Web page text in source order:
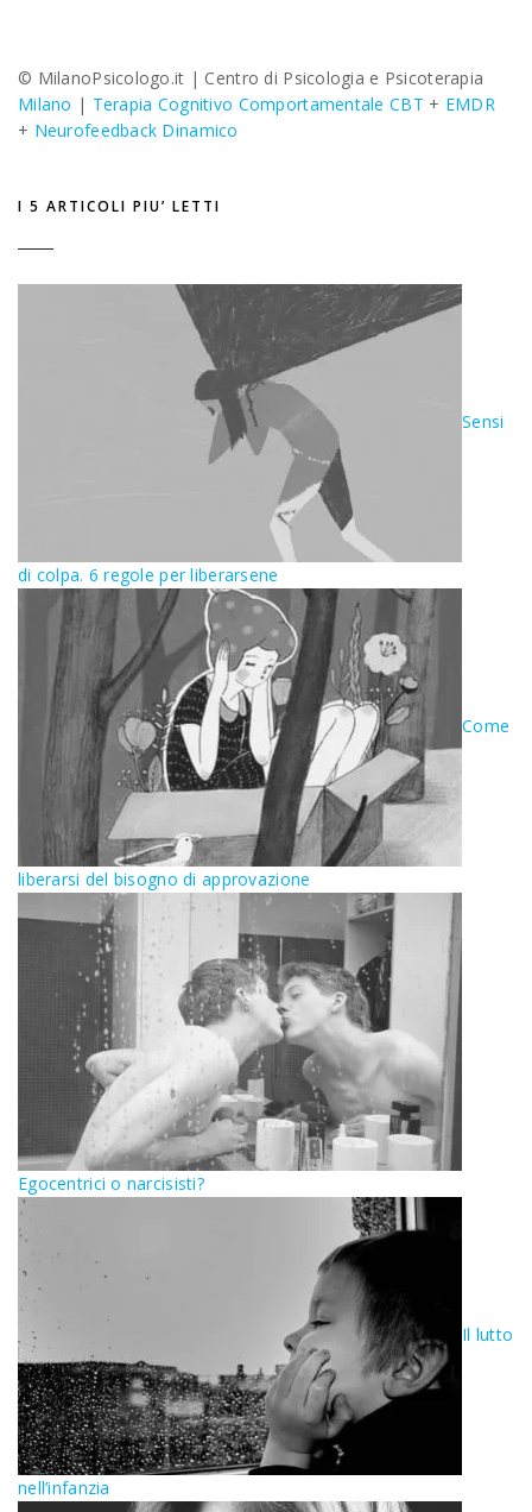
© MilanoPsicologo.it | Centro di Psicologia e Psicoterapia
Milano | Terapia Cognitivo Comportamentale CBT + EMDR
+ Neurofeedback Dinamico
I 5 ARTICOLI PIU’ LETTI
Sensi
di colpa. 6 regole per liberarsene
Come
liberarsi del bisogno di approvazione
Egocentrici o narcisisti?
Il lutto
nell’infanzia